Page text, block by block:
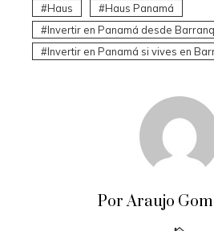
Haus
Haus Panamá
Invertir en Panamá desde
Invertir en Panamá si vives en
Por Araujo